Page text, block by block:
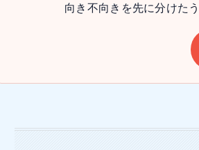
向き不向きを先に分けた